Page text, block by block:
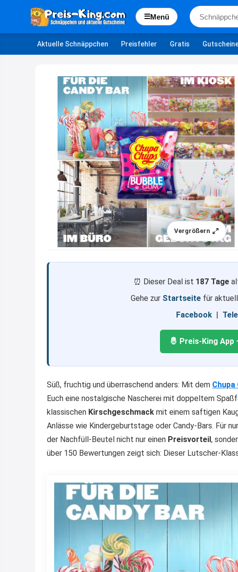
☰Menü
Aktuelle Schnäppchen Preisfehler Gratis
Vergrößern
⏰ Dieser Deal ist 187 Tage
Gehe zur Startseite für
Facebook |
🤴 Preis-King
Süß, fruchtig und überraschend anders: Mit dem Chupa
Euch eine nostalgische Nascherei mit doppeltem
klassischen Kirschgeschmack mit einem saftigen
Anlässe wie Kindergeburtstage oder Candy-Bars. Für nur
der Nachfüll-Beutel nicht nur einen Preisvorteil,
über 150 Bewertungen zeigt sich: Dieser Lutscher-